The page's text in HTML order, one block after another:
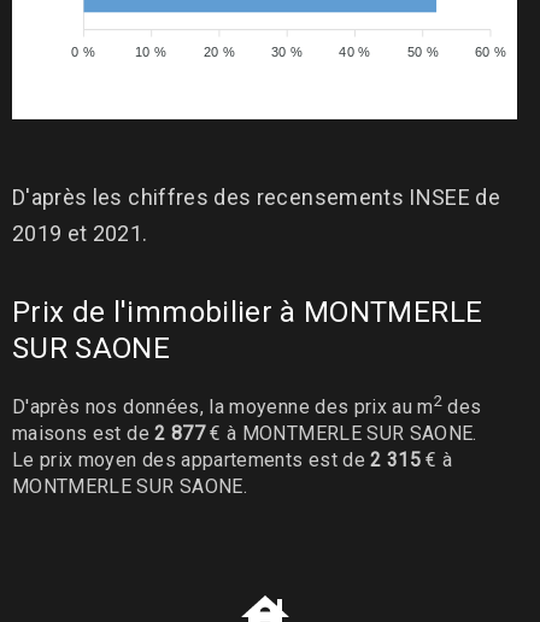
60 %
50 %
40 %
30 %
20 %
10 %
0 %
D'après les chiffres des recensements INSEE de
2019 et 2021.
Prix de l'immobilier à MONTMERLE
SUR SAONE
D'après nos données, la moyenne des prix au m2 des
maisons est de2 877€ à MONTMERLE SUR SAONE.
Le prix moyen des appartements est de2 315 € à
MONTMERLE SUR SAONE.